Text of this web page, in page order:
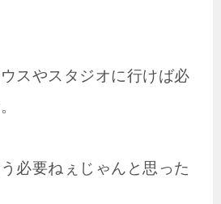
スやスタジオに行けば必
必要ねぇじゃんと思った